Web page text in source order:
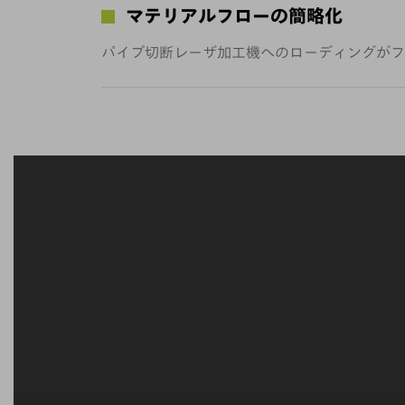
マテリアルフローの簡略化
パイプ切断レーザ加工機へのローディングが